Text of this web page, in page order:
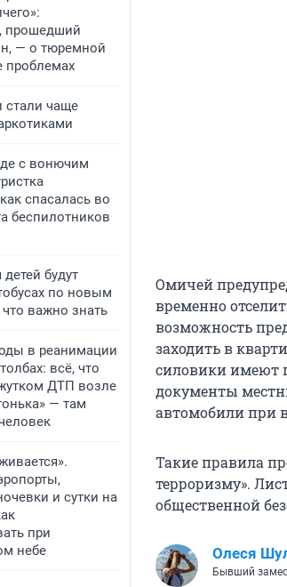
прошедший
— о тюремной
проблемах
стали чаще
с вонючим
спасалась во
беспилотников
будут
по новым
важно знать
в реанимации
всё, что
ДТП возле
— там
и сутки на
при
небе
Омичей
временно
возможность
заходить в
силовики имеют
документы
автомобили при
Такие правила
терроризму».
общественной
Олеся
Бывший